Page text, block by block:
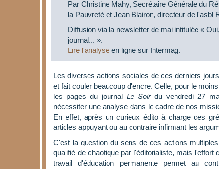
Par Christine Mahy, Secrétaire Générale du
la Pauvreté et Jean Blairon, directeur de l'asbl
Diffusion via la newsletter de mai intitulée «
journal... ».
Lire l'analyse en ligne sur Intermag.
Les diverses actions sociales de ces derniers
et fait couler beaucoup d'encre. Celle, pour le
les pages du journal Le Soirdu vendredi 27
nécessiter une analyse dans le cadre de nos
En effet, après un curieux édito à charge des
articles appuyant ou au contraire infirmant les
C'est la question du sens de ces actions
qualifié de chaotique par l'éditorialiste, mais l'effort
travail d'éducation permanente permet au